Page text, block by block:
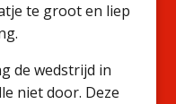
te groot en liep
de wedstrijd in
niet door. Deze